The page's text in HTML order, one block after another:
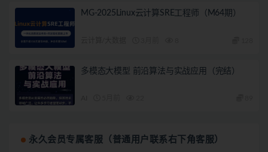
MG-2025Linux云计算SRE工程师（M64期）
多模态大模型 前沿算法与实战应用（完结）
永久会员专属客服（普通用户联系右下角客服）